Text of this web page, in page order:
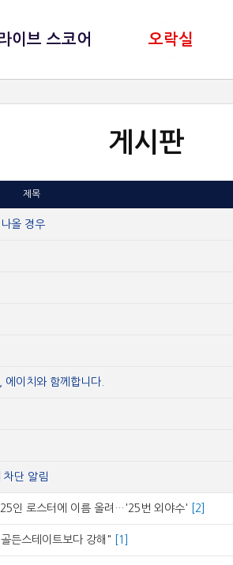
이브 스코어 오락실
게시판
제목
올 경우
이치와 함께합니다.
차단 알림
25인 로스터에 이름 올려…'25번 외야수' [2]
든스테이트보다 강해" [1]